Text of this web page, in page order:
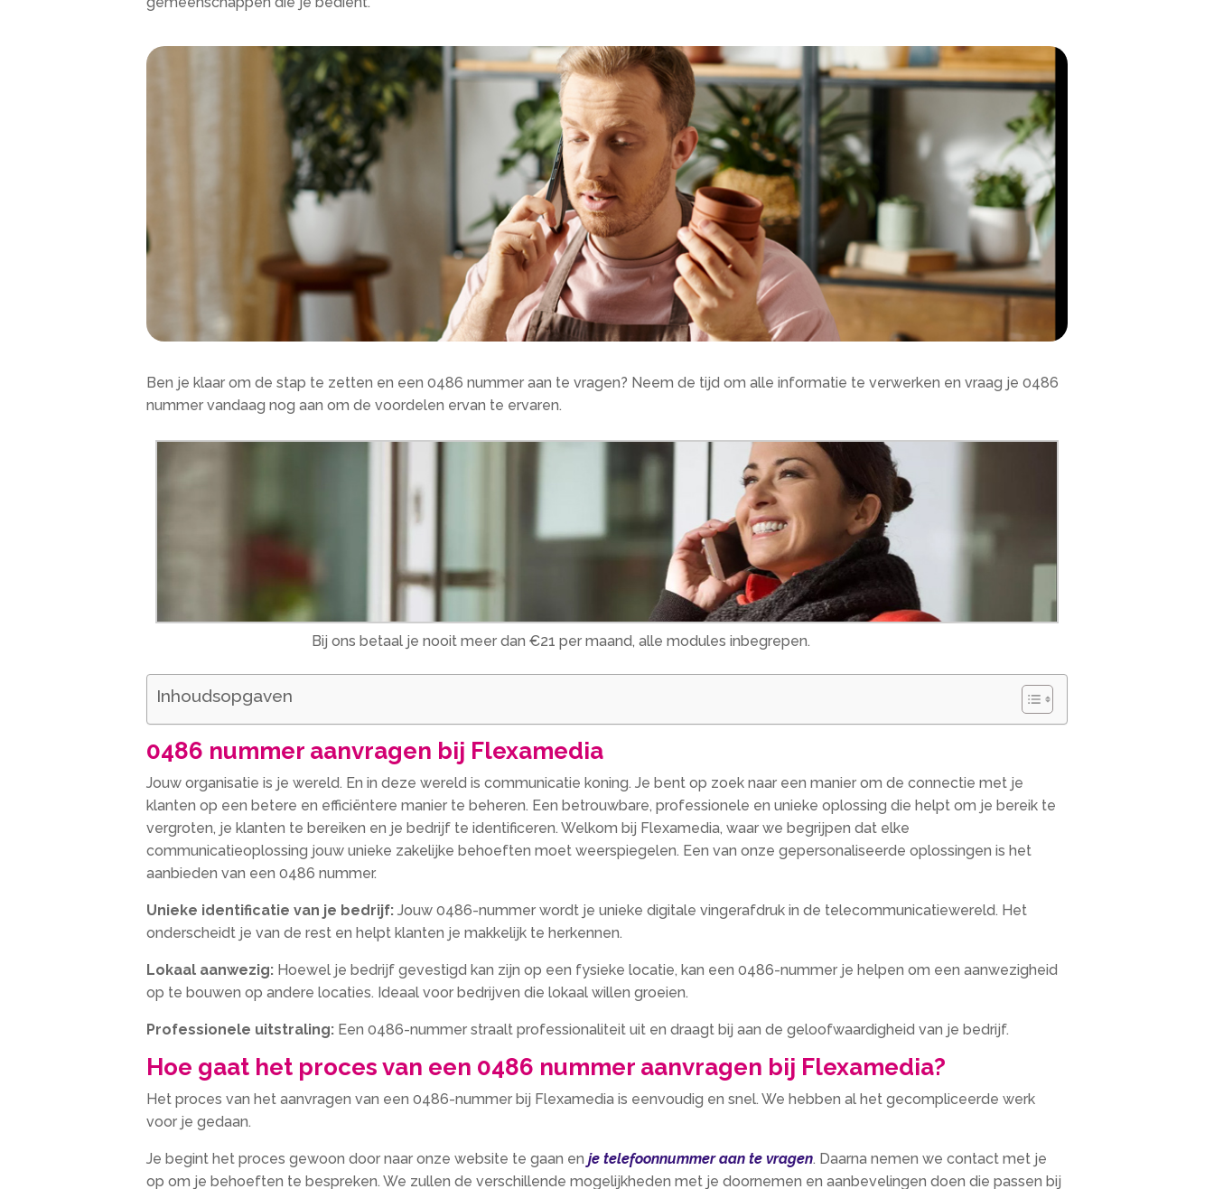
Ben je klaar om de stap te zetten en een 0486 nummer aan te vragen? Neem de tijd om alle informatie te verwerken en vraag je 0486
nummer vandaag nog aan om de voordelen ervan te ervaren.
Bij ons betaal je nooit meer dan €21 per maand, alle modules inbegrepen.
Inhoudsopgaven
0486 nummer aanvragen bij Flexamedia
Jouw organisatie is je wereld. En in deze wereld is communicatie koning. Je bent op zoek naar een manier om de connectie met je
klanten op een betere en efficiëntere manier te beheren. Een betrouwbare, professionele en unieke oplossing die helpt om je bereik te
vergroten, je klanten te bereiken en je bedrijf te identificeren. Welkom bij Flexamedia, waar we begrijpen dat elke
communicatieoplossing jouw unieke zakelijke behoeften moet weerspiegelen. Een van onze gepersonaliseerde oplossingen is het
aanbieden van een 0486 nummer.
Unieke identificatie van je bedrijf: Jouw 0486-nummer wordt je unieke digitale vingerafdruk in de telecommunicatiewereld. Het
onderscheidt je van de rest en helpt klanten je makkelijk te herkennen.
Lokaal aanwezig: Hoewel je bedrijf gevestigd kan zijn op een fysieke locatie, kan een 0486-nummer je helpen om een aanwezigheid
op te bouwen op andere locaties. Ideaal voor bedrijven die lokaal willen groeien.
Professionele uitstraling: Een 0486-nummer straalt professionaliteit uit en draagt bij aan de geloofwaardigheid van je bedrijf.
Hoe gaat het proces van een 0486 nummer aanvragen bij Flexamedia?
Het proces van het aanvragen van een 0486-nummer bij Flexamedia is eenvoudig en snel. We hebben al het gecompliceerde werk
voor je gedaan.
Je begint het proces gewoon door naar onze website te gaan en je telefoonnummer aan te vragen. Daarna nemen we contact met je
op om je behoeften te bespreken. We zullen de verschillende mogelijkheden met je doornemen en aanbevelingen doen die passen bij